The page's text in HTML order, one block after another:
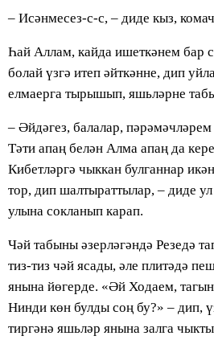
– Исәнмесез-с-с, – диде кыз,
Һай Аллам, кайда ишеткәнем бар
болай үзгә итеп әйткәнне, дип
елмаерга тырышып, яшьләрне
– Әйдәгез, балалар,
Тәти апаң белән Алма апаң да
Кибетләргә чыккан булганнар
тор, дип шалтыраттылар, – диде
улына сокланып карап.
Чәй табыны әзерләгәндә Резедә
тиз-тиз чәй ясады, әле плитәдә
янына йөгерде. «Әй Ходаем,
Нинди көн булды соң бу?» – дип,
тиргәнә яшьләр янына залга